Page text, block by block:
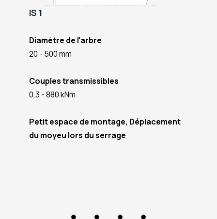
IS 1
Diamètre de l'arbre
20 - 500 mm
Couples transmissibles
0,3 - 880 kNm
Petit espace de montage, Déplacement
du moyeu lors du serrage